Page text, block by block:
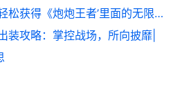
|该该怎么办办轻松获得《炮炮王者’里面的无限金币和星星|
装攻略：掌控战场，所向披靡|